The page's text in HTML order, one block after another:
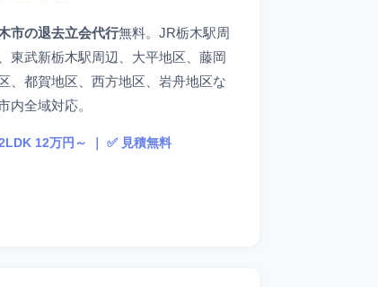
市の退去立会代行無料。JR栃木駅周
東武新栃木駅周辺、大平地区、藤岡
、都賀地区、西方地区、岩舟地区な
内全域対応。
12万円～ ｜ ✅ 見積無料